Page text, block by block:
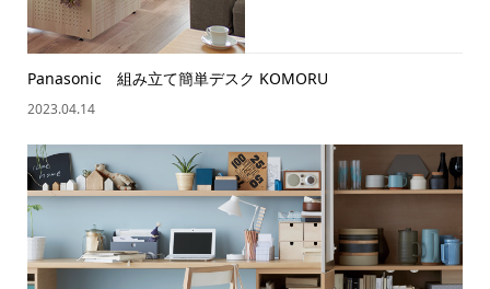
Panasonic 組み立て簡単デスク KOMORU
2023.04.14